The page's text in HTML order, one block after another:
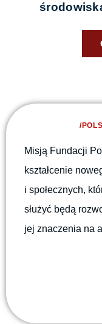
/
Misją Fundacji
kształcenie
i społecznych,
służyć będą
jej znaczenia na